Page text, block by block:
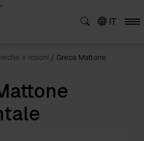
IT
e rosoni / Greca Mattone